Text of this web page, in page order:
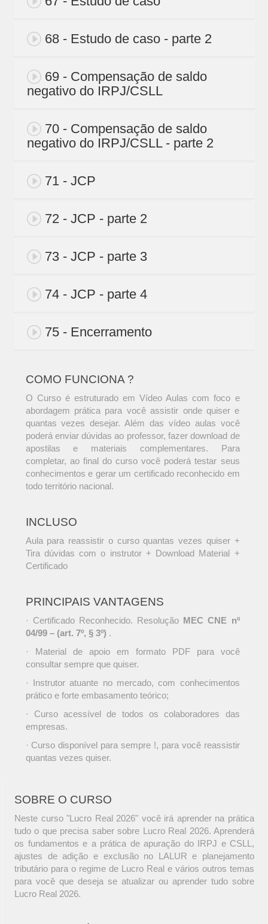
68 - Estudo de caso - parte 2
69 - Compensação de saldo
negativo do IRPJ/CSLL
70 - Compensação de saldo
negativo do IRPJ/CSLL - parte 2
71 - JCP
72 - JCP - parte 2
73 - JCP - parte 3
74 - JCP - parte 4
75 - Encerramento
COMO FUNCIONA ?
O Curso é estruturado em Vídeo Aulas com foco e
abordagem prática para você assistir onde quiser e
quantas vezes desejar. Além das vídeo aulas você
poderá enviar dúvidas ao professor, fazer download de
apostilas e materiais complementares. Para
completar, ao final do curso você poderá testar seus
conhecimentos e gerar um certificado reconhecido em
todo território nacional.
INCLUSO
Aula para reassistir o curso quantas vezes quiser +
Tira dúvidas com o instrutor + Download Material +
Certificado
PRINCIPAIS VANTAGENS
· Certificado Reconhecido. Resolução MEC CNE nº
04/99 – (art. 7º, § 3º) .
· Material de apoio em formato PDF para você
consultar sempre que quiser.
· Instrutor atuante no mercado, com conhecimentos
prático e forte embasamento teórico;
· Curso acessível de todos os colaboradores das
empresas.
· Curso disponível para sempre !, para você reassistir
quantas vezes quiser.
SOBRE O CURSO
Neste curso "Lucro Real 2026" você irá aprender na prática
tudo o que precisa saber sobre Lucro Real 2026. Aprenderá
os fundamentos e a prática de apuração do IRPJ e CSLL,
ajustes de adição e exclusão no LALUR e planejamento
tributário para o regime de Lucro Real e vários outros temas
para você que deseja se atualizar ou aprender tudo sobre
Lucro Real 2026.